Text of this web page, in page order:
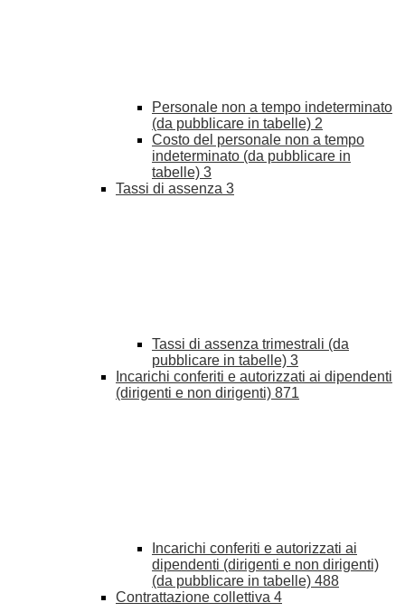
Personale non a tempo indeterminato
(da pubblicare in tabelle) 2
Costo del personale non a tempo
indeterminato (da pubblicare in
tabelle) 3
Tassi di assenza 3
Tassi di assenza trimestrali (da
pubblicare in tabelle) 3
Incarichi conferiti e autorizzati ai dipendenti
(dirigenti e non dirigenti) 871
Incarichi conferiti e autorizzati ai
dipendenti (dirigenti e non dirigenti)
(da pubblicare in tabelle) 488
Contrattazione collettiva 4